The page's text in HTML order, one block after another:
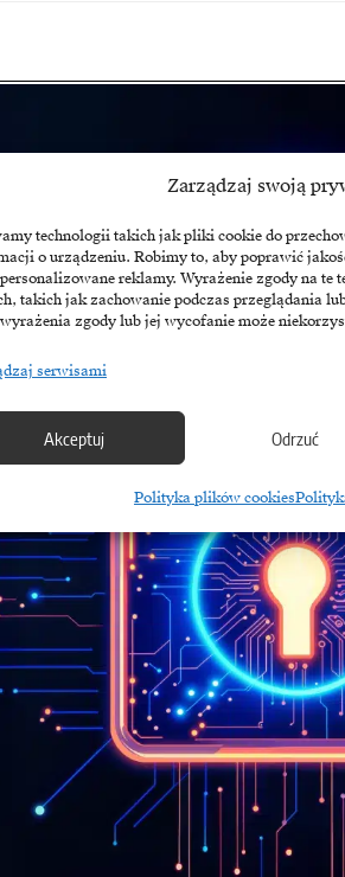
Zarządzaj swoją
technologii takich jak pliki cookie do
o urządzeniu. Robimy to, aby poprawić
reklamy. Wyrażenie zgody na
takich jak zachowanie podczas przeglądania
zgody lub jej wycofanie może
serwisami
Akceptuj Odrzuć
Polityka plików cookies